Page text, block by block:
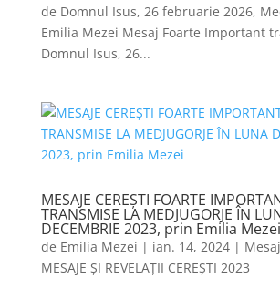
de Domnul Isus, 26 februarie 2026,
Emilia Mezei Mesaj Foarte Important
Domnul Isus, 26...
MESAJE CEREȘTI FOARTE
TRANSMISE LA MEDJUGORJE ÎN
DECEMBRIE 2023, prin Emilia Mezei
de Emilia Mezei | ian. 14, 2024|
MESAJE ȘI REVELAȚII CEREȘTI 2023